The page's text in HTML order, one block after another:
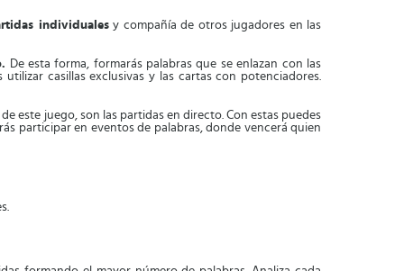
individualesy compañía de otros jugadores en las
De esta forma, formarás palabras que se enlazan con las
casillas exclusivas y las cartas con potenciadores.
este juego, son las partidas en directo. Con estas puedes
participar en eventos de palabras, donde vencerá quien